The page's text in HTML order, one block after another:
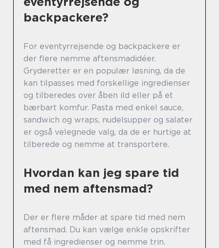
backpackere?
For eventyrrejsende og backpackere er
der flere nemme aftensmadidéer.
Gryderetter er en populær løsning, da de
kan tilpasses med forskellige ingredienser
og tilberedes over åben ild eller på et
bærbart komfur. Pasta med enkel sauce,
sandwich og wraps, nudelsupper og salater
er også velegnede valg, da de er hurtige at
tilberede og nemme at transportere.
Hvordan kan jeg spare tid
med nem aftensmad?
Der er flere måder at spare tid med nem
aftensmad. Du kan vælge enkle opskrifter
med få ingredienser og nemme trin.